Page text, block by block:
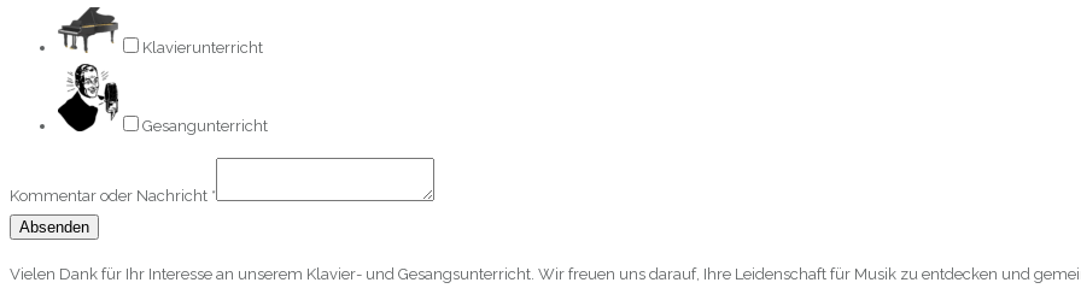
Klavierunterricht
Gesangunterricht
Kommentar oder Nachricht *
Absenden
Vielen Dank für Ihr Interesse an unserem Klavier- und Gesangsunterricht. Wir freuen uns darauf, Ihre Leidenschaft für Musik zu entdecken und